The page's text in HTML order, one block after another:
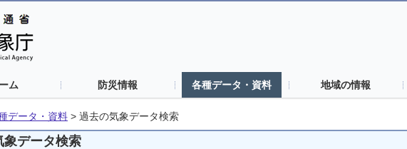
ム 防災情報 各種データ・資料 地域の情報
データ・資料 > 過去の気象データ検索
象データ検索